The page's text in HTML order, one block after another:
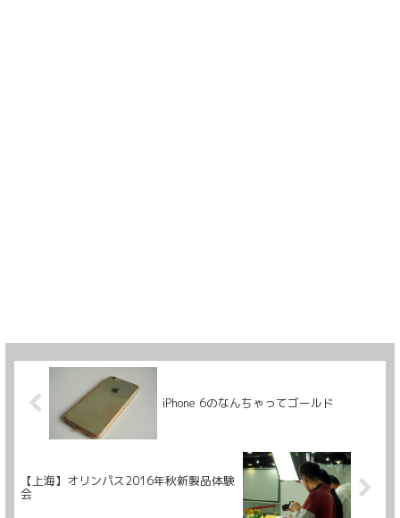
iPhone 6のなんちゃってゴールド
【上海】オリンパス2016年秋新製品体験
会